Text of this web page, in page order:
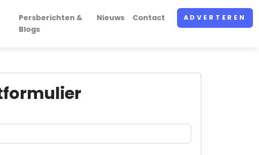
Persberichten &
Blogs
Nieuws Contact ADVERTEREN